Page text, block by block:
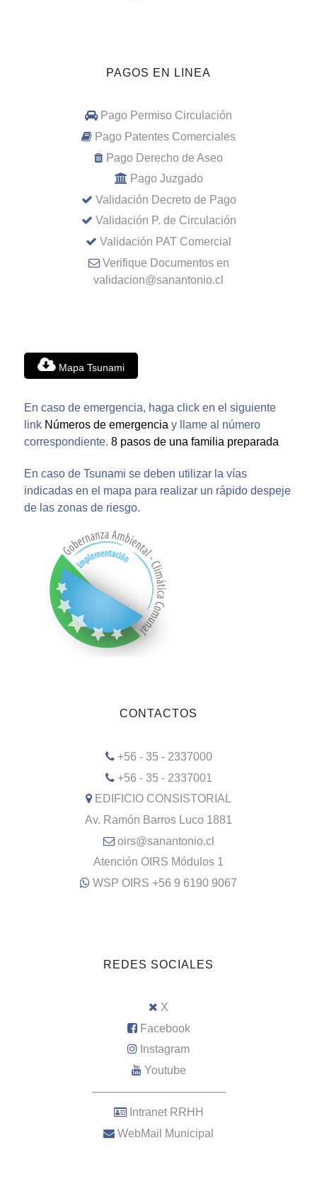
PAGOS EN LINEA
Pago Permiso Circulación
Pago Patentes Comerciales
Pago Derecho de Aseo
Pago Juzgado
Validación Decreto de Pago
Validación P. de Circulación
Validación PAT Comercial
Verifique Documentos en
validacion@sanantonio.cl
Mapa Tsunami
En caso de emergencia, haga click en el siguiente
link Números de emergencia y llame al número
correspondiente. 8 pasos de una familia preparada
En caso de Tsunami se deben utilizar la vías
indicadas en el mapa para realizar un rápido despeje
de las zonas de riesgo.
CONTACTOS
+56 - 35 - 2337000
+56 - 35 - 2337001
EDIFICIO CONSISTORIAL
Av. Ramón Barros Luco 1881
oirs@sanantonio.cl
Atención OIRS Módulos 1
WSP OIRS +56 9 6190 9067
REDES SOCIALES
X
Facebook
Instagram
Youtube
–––––––––––––––––––––
Intranet RRHH
WebMail Municipal